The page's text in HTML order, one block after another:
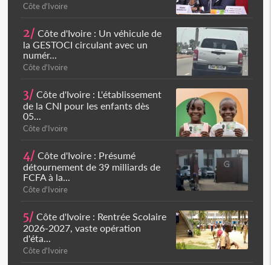
Côte d'Ivoire
2/ Côte d'Ivoire : Un véhicule de
la GESTOCI circulant avec un
numér...
Côte d'Ivoire
3/ Côte d'Ivoire : L'établissement
de la CNI pour les enfants dès
05...
Côte d'Ivoire
4/ Côte d'Ivoire : Présumé
détournement de 39 milliards de
FCFA à la...
Côte d'Ivoire
5/ Côte d'Ivoire : Rentrée Scolaire
2026-2027, vaste opération
d'éta...
Côte d'Ivoire